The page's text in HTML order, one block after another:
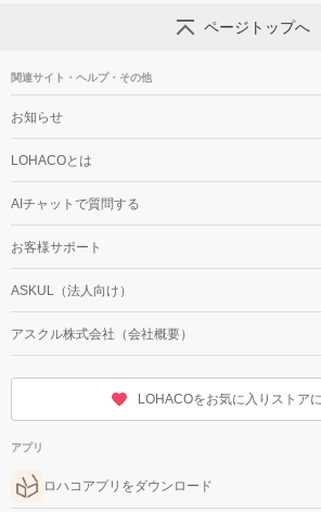
ページトップへ
関連サイト・ヘルプ・その他
お知らせ
LOHACOとは
AIチャットで質問する
お客様サポート
ASKUL（法人向け）
アスクル株式会社（会社概要）
LOHACOをお気に入りストア
アプリ
ロハコアプリをダウンロード